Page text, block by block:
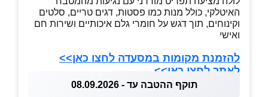
האיטלקי, כולל מנות כמו פסטות, דגים טריים, סלטים
וקינוחים, תוך דגש על חומרי גלם איכותיים ושירות חם
ואישי
להזמנת מקומות במסעדה לחצו כאן>>
לאתר לחצו כאן>>
תוקף ההטבה עד - 08.09.2026